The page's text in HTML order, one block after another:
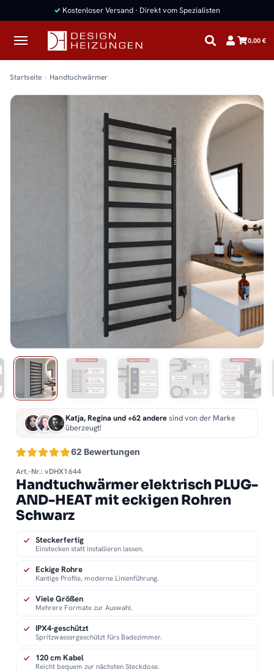
✓ Kostenloser Versand · Direkt vom Spezialisten
0,00 €
Startseite Handtuchwärmer
62 Bewertungen
Katja, Regina und +62 anderesind von der Marke
überzeugt!
Art.-Nr.: vDHX1644
Handtuchwärmer elektrisch PLUG-
AND-HEAT mit eckigen Rohren
Schwarz
Steckerfertig
Einstecken statt installieren lassen.
Eckige Rohre
Kantige Profile, moderne Linienführung.
Viele Größen
Mehrere Formate zur Auswahl.
IPX4-geschützt
Spritzwassergeschützt fürs Badezimmer.
120 cm Kabel
Reicht bequem zur nächsten Steckdose.